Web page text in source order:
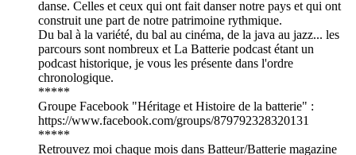
danse. Celles et ceux qui ont fait danser notre pays et qui ont
construit une part de notre patrimoine rythmique.
Du bal à la variété, du bal au cinéma, de la java au jazz... les
parcours sont nombreux et La Batterie podcast étant un
podcast historique, je vous les présente dans l'ordre
chronologique.
*****
Groupe Facebook "Héritage et Histoire de la batterie" :
https://www.facebook.com/groups/879792328320131
*****
Retrouvez moi chaque mois dans Batteur/Batterie magazine